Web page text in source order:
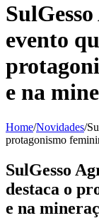
evento
e na
Home/Novidades/
protagonismo
SulGesso
destaca o
e na